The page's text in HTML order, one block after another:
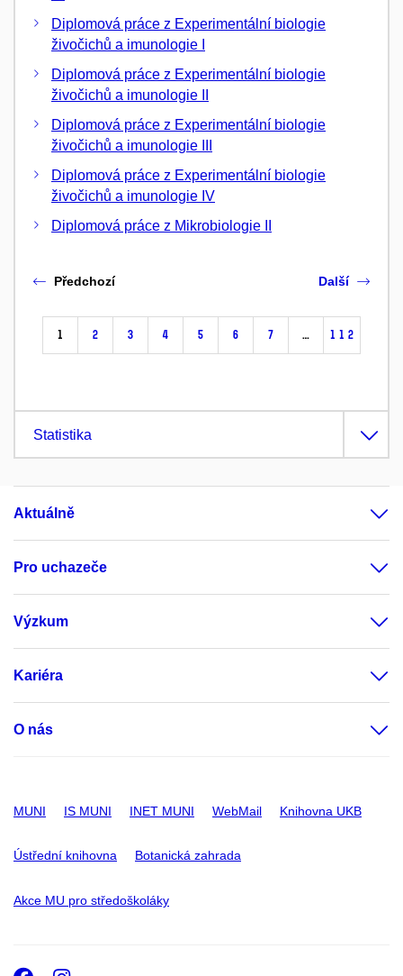
Diplomová práce z Experimentální biologie
živočichů a imunologie I
Diplomová práce z Experimentální biologie
živočichů a imunologie II
Diplomová práce z Experimentální biologie
živočichů a imunologie III
Diplomová práce z Experimentální biologie
živočichů a imunologie IV
Diplomová práce z Mikrobiologie II
Předchozí
1 2 3 4 5 6 7 … 112
Další
Statistika
Aktuálně
Pro uchazeče
Výzkum
Kariéra
O nás
MUNI IS MUNI INET MUNI WebMail Knihovna UKB
Ústřední knihovna Botanická zahrada
Akce MU pro středoškoláky